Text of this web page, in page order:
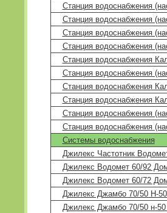
Станция водоснабжения
Станция водоснабжения
Станция водоснабжения
Станция водоснабжения
Станция водоснабжения
Станция водоснабжения
Станция водоснабжения
Станция водоснабжения
Станция водоснабжения
Станция водоснабжения
Системы водоснабжения
Джилекс Частотник
Джилекс Водомет 60/92
Джилекс Водомет 60/72
Джилекс Джамбо 70/50 Н-
Джилекс Джамбо 70/50 н-